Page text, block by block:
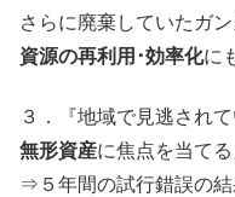
さらに廃棄していたガ
資源の再利用･効率化に
３．『地域で見逃され
無形資産に焦点を当てる
⇒５年間の試行錯誤の結